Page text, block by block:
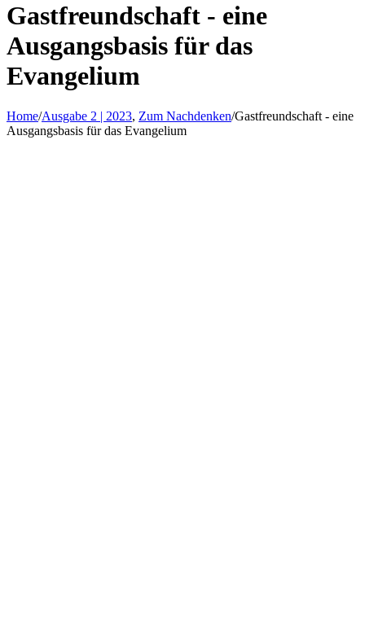
Gastfreundschaft - eine
Ausgangsbasis für das
Evangelium
Home/Ausgabe 2 | 2023, Zum Nachdenken/Gastfreundschaft - eine
Ausgangsbasis für das Evangelium